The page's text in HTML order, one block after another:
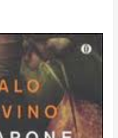
al crollo: come la Juventus ha
2026